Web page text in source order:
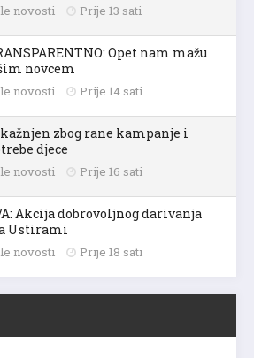
novosti Prije 13 sati
Opet nam mažu
novcem
novosti Prije 14 sati
zbog rane kampanje i
djece
novosti Prije 16 sati
Akcija dobrovoljnog darivanja
Ustirami
novosti Prije 18 sati